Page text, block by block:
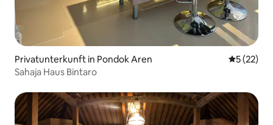
Privatunterkunft in Pondok Aren
5 (22)
Sahaja Haus Bintaro